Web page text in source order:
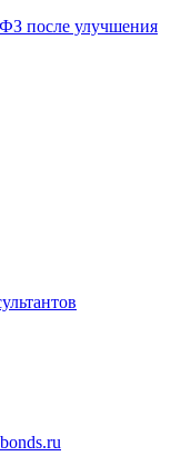
после улучшения